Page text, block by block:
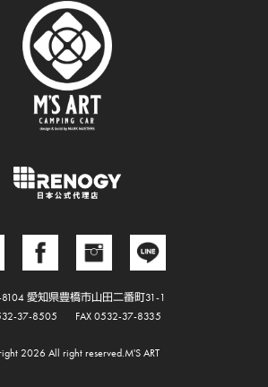
愛知県豊橋市山田二番町31-1
37-8505
FAX 0532-37-8335
2026 All right reserved.M'S ART